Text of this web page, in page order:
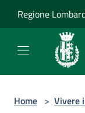
Regione
Home > Vivere